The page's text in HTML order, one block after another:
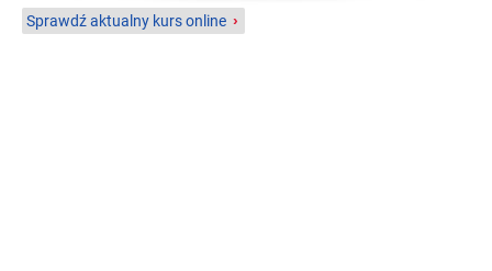
Sprawdź aktualny kurs online ›